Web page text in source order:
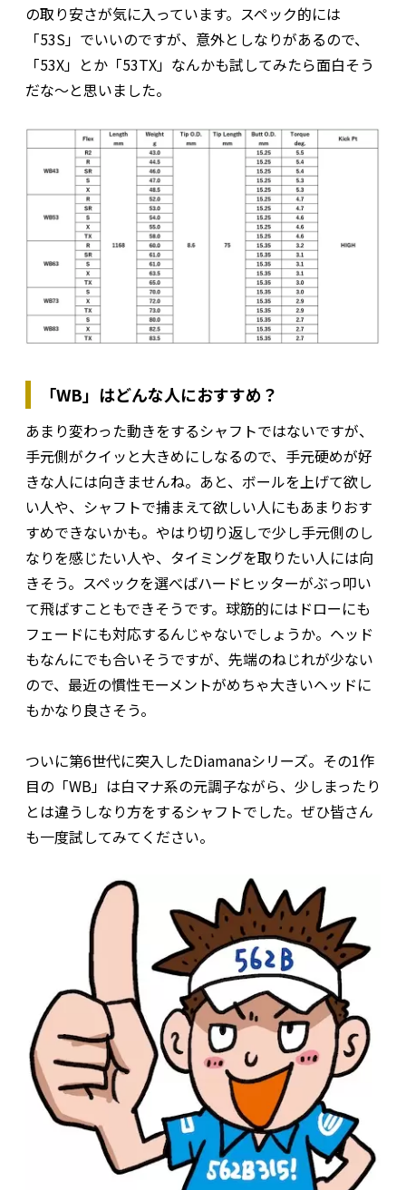
の取り安さが気に入っています。スペック的には
「53S」でいいのですが、意外としなりがあるので、
「53X」とか「53TX」なんかも試してみたら面白そう
だな～と思いました。
「WB」はどんな人におすすめ？
あまり変わった動きをするシャフトではないですが、
手元側がクイッと大きめにしなるので、手元硬めが好
きな人には向きませんね。あと、ボールを上げて欲し
い人や、シャフトで捕まえて欲しい人にもあまりおす
すめできないかも。やはり切り返しで少し手元側のし
なりを感じたい人や、タイミングを取りたい人には向
きそう。スペックを選べばハードヒッターがぶっ叩い
て飛ばすこともできそうです。球筋的にはドローにも
フェードにも対応するんじゃないでしょうか。ヘッド
もなんにでも合いそうですが、先端のねじれが少ない
ので、最近の慣性モーメントがめちゃ大きいヘッドに
もかなり良さそう。
ついに第6世代に突入したDiamanaシリーズ。その1作
目の「WB」は白マナ系の元調子ながら、少しまったり
とは違うしなり方をするシャフトでした。ぜひ皆さん
も一度試してみてください。